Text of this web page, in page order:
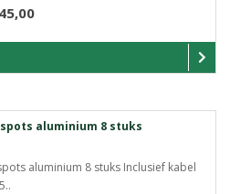
aluminium 8 stuks
aluminium 8 stuks Inclusief kabel